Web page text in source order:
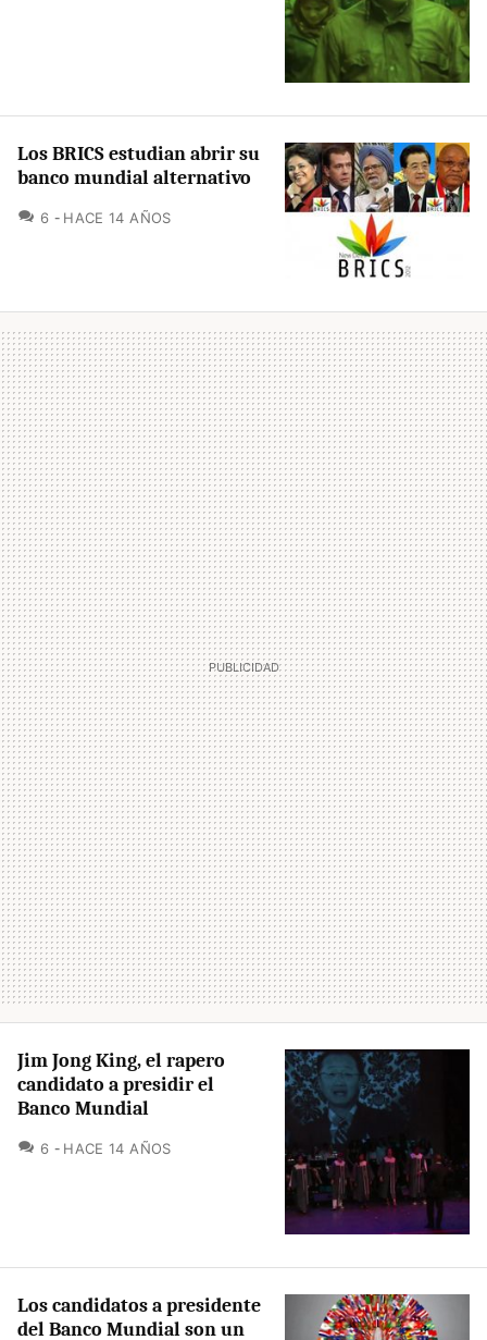
Los BRICS estudian abrir su
banco mundial alternativo
6 COMENTARIOS
HACE 14 AÑOS
Jim Jong King, el rapero
candidato a presidir el
Banco Mundial
6 COMENTARIOS
HACE 14 AÑOS
Los candidatos a presidente
del Banco Mundial son un